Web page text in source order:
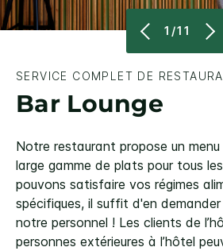
1/11
SERVICE COMPLET DE
Bar Lounge
Notre restaurant propose un
large gamme de plats pour tous
pouvons satisfaire vos régimes
spécifiques, il suffit d'en
notre personnel ! Les clients de
personnes extérieures à l’hôtel